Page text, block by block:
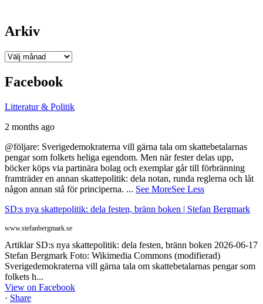
Arkiv
Arkiv
Facebook
Litteratur & Politik
2 months ago
@följare: Sverigedemokraterna vill gärna tala om skattebetalarnas
pengar som folkets heliga egendom. Men när fester delas upp,
böcker köps via partinära bolag och exemplar går till förbränning
framträder en annan skattepolitik: dela notan, runda reglerna och låt
någon annan stå för principerna. ... See MoreSee Less
SD:s nya skattepolitik: dela festen, bränn boken | Stefan Bergmark
www.stefanbergmark.se
Artiklar SD:s nya skattepolitik: dela festen, bränn boken 2026-06-17
Stefan Bergmark Foto: Wikimedia Commons (modifierad)
Sverigedemokraterna vill gärna tala om skattebetalarnas pengar som
folkets h...
View on Facebook
· Share